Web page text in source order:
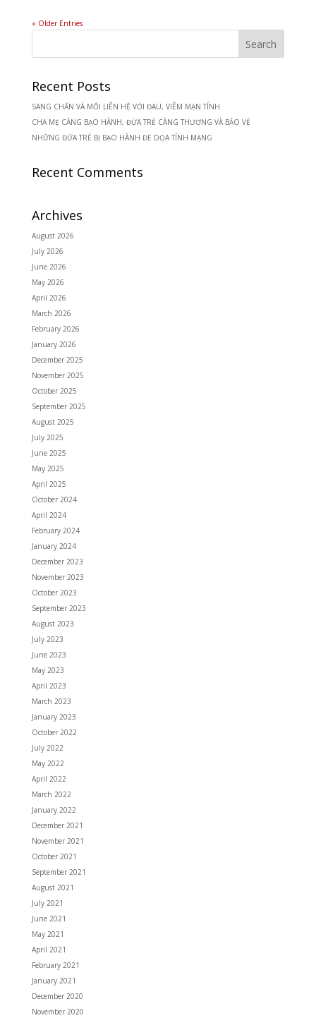
« Older Entries
Recent Posts
SANG CHẤN VÀ MỐI LIÊN HỆ VỚI ĐAU, VIÊM MẠN TÍNH
CHA MẸ CÀNG BẠO HÀNH, ĐỨA TRẺ CÀNG THƯƠNG VÀ BẢO VỆ
NHỮNG ĐỨA TRẺ BỊ BẠO HÀNH ĐE DỌA TÍNH MẠNG
Recent Comments
Archives
August 2026
July 2026
June 2026
May 2026
April 2026
March 2026
February 2026
January 2026
December 2025
November 2025
October 2025
September 2025
August 2025
July 2025
June 2025
May 2025
April 2025
October 2024
April 2024
February 2024
January 2024
December 2023
November 2023
October 2023
September 2023
August 2023
July 2023
June 2023
May 2023
April 2023
March 2023
January 2023
October 2022
July 2022
May 2022
April 2022
March 2022
January 2022
December 2021
November 2021
October 2021
September 2021
August 2021
July 2021
June 2021
May 2021
April 2021
February 2021
January 2021
December 2020
November 2020